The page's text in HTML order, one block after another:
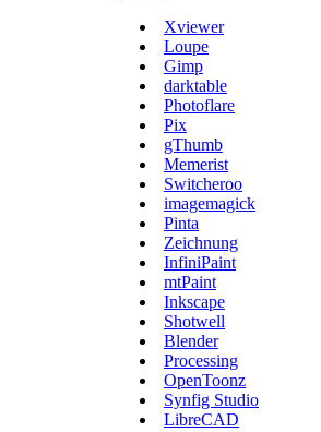
Xviewer
Loupe
Gimp
darktable
Photoflare
Pix
gThumb
Memerist
Switcheroo
imagemagick
Pinta
Zeichnung
InfiniPaint
mtPaint
Inkscape
Shotwell
Blender
Processing
OpenToonz
Synfig Studio
LibreCAD